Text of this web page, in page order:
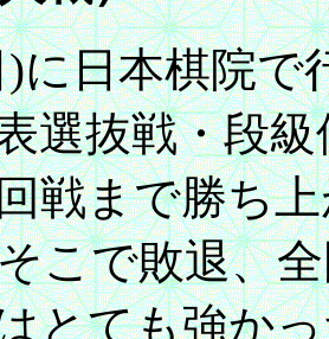
)に日本棋院で
選抜戦・段
戦まで勝ち
こで敗退、
とても強か